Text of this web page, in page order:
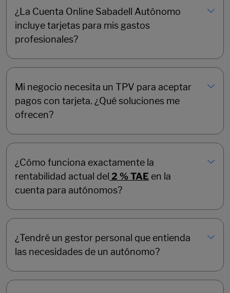
¿La Cuenta Online Sabadell Autónomo
incluye tarjetas para mis gastos
profesionales?
Mi negocio necesita un TPV para aceptar
pagos con tarjeta. ¿Qué soluciones me
ofrecen?
¿Cómo funciona exactamente la
rentabilidad actual del 2 % TAE en la
cuenta para autónomos?
¿Tendré un gestor personal que entienda
las necesidades de un autónomo?